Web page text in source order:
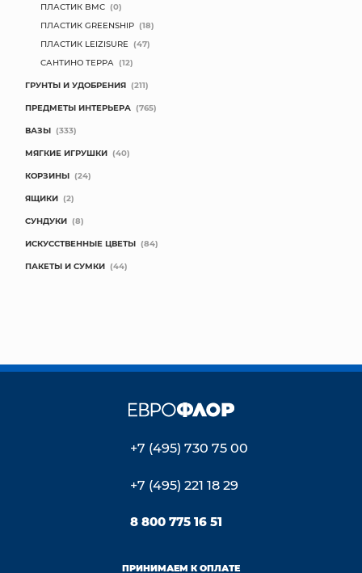
ПЛАСТИК BMC (0)
ПЛАСТИК GREENSHIP (18)
ПЛАСТИК LEIZISURE (47)
САНТИНО ТЕРРА (12)
ГРУНТЫ И УДОБРЕНИЯ (211)
ПРЕДМЕТЫ ИНТЕРЬЕРА (765)
ВАЗЫ (333)
МЯГКИЕ ИГРУШКИ (40)
КОРЗИНЫ (24)
ЯЩИКИ (2)
СУНДУКИ (8)
ИСКУССТВЕННЫЕ ЦВЕТЫ (84)
ПАКЕТЫ И СУМКИ (44)
+7 (495) 730 75 00
+7 (495) 221 18 29
8 800 775 16 51
ПРИНИМАЕМ К ОПЛАТЕ